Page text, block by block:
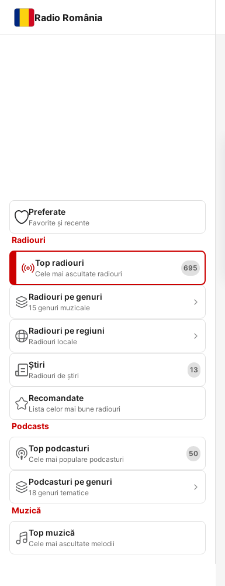
Radio România
Preferate
Favorite și recente
Radiouri
Top radiouri
Cele mai ascultate radiouri
695
Radiouri pe genuri
15 genuri muzicale
Radiouri pe regiuni
Radiouri locale
Știri
Radiouri de știri
13
Recomandate
Lista celor mai bune radiouri
Podcasts
Top podcasturi
Cele mai populare podcasturi
50
Podcasturi pe genuri
18 genuri tematice
Muzică
Top muzică
Cele mai ascultate melodii